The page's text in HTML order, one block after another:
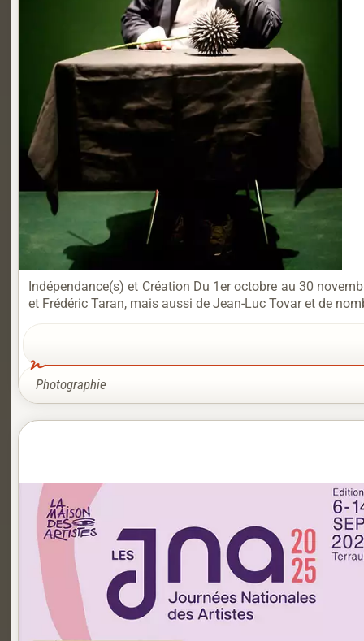
Indépendance(s) et Création Du 1er octobre au 30
et Frédéric Taran, mais aussi de Jean-Luc Tovar et de
Photographie